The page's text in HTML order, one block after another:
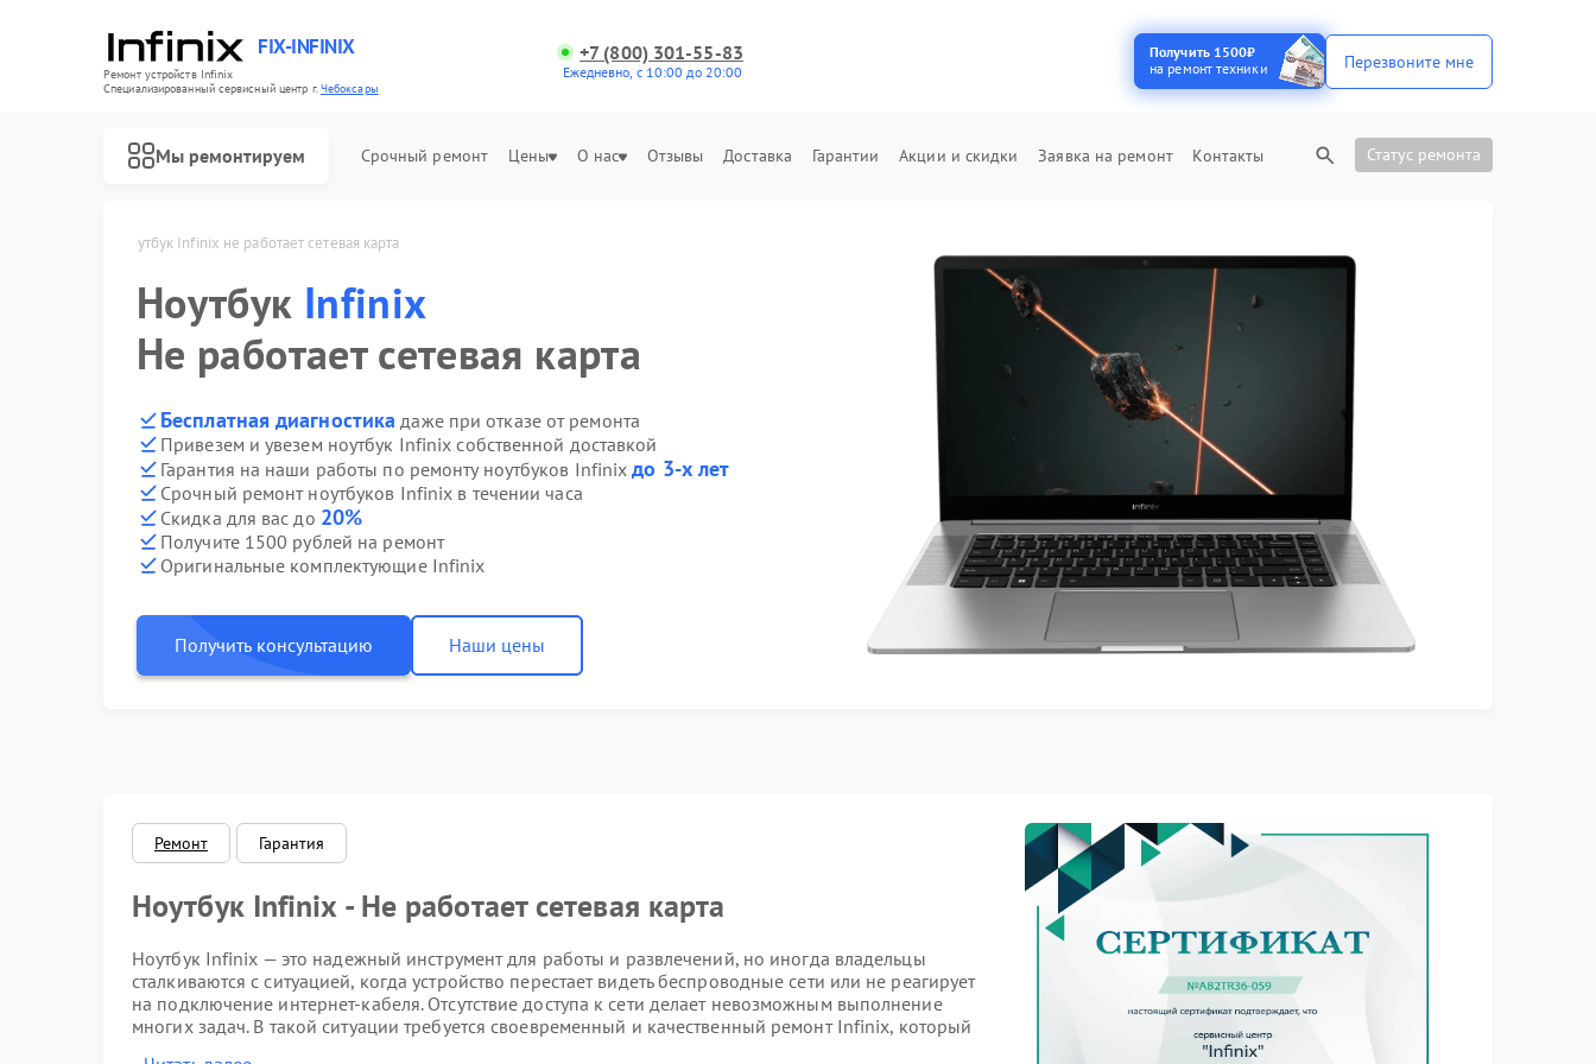
FIX-INFINIX
Ремонт устройств Infinix
Специализированный cервисный центр г.Чебоксары
+7 (800) 301-55-83
Ежедневно, с 10:00 до 20:00
Получить 1500₽
на ремонт техники
Перезвоните мне
Мы ремонтируем Срочный ремонт Цены О нас Отзывы Доставка Гарантии Акции и скидки Заявка на ремонт Контакты Статус ремонта
Ноутбук Infinix не работает сетевая карта
Ноутбук Infinix
Не работает сетевая карта
Бесплатная диагностика даже при отказе от ремонта
Привезем и увезем ноутбук Infinix собственной доставкой
Гарантия на наши работы по ремонту ноутбуков Infinixдо 3-х лет
Срочный ремонт ноутбуков Infinix в течении часа
Скидка для вас до 20%
Получите 1500 рублей на ремонт
Оригинальные комплектующие Infinix
Получить консультацию Наши цены
Ремонт Гарантия
Ноутбук Infinix - Не работает сетевая карта
Ноутбук Infinix — это надежный инструмент для работы и развлечений, но иногда владельцы
сталкиваются с ситуацией, когда устройство перестает видеть беспроводные сети или не реагирует
на подключение интернет-кабеля. Отсутствие доступа к сети делает невозможным выполнение
многих задач. В такой ситуации требуется своевременный и качественный ремонт Infinix, который